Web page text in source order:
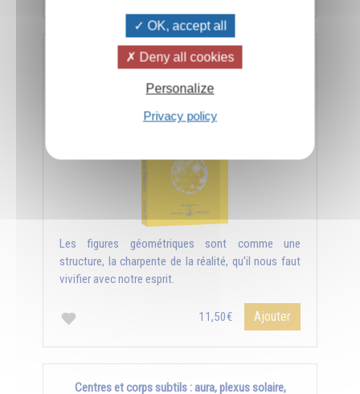
Le langage des figures géométriques
Les figures géométriques sont comme une
structure, la charpente de la réalité, qu'il nous faut
vivifier avec notre esprit.
11,50€ Ajouter
Centres et corps subtils : aura, plexus solaire,
OK, accept all
Deny all cookies
Personalize
Privacy policy